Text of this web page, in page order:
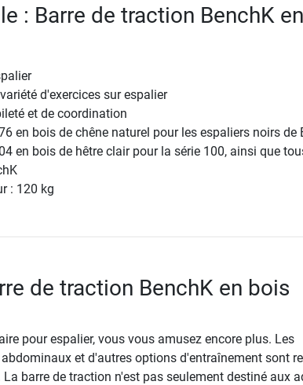
: Barre de traction BenchK en
d'exercices sur espalier
et de coordination
en bois de chêne naturel pour les espaliers noirs de
en bois de hêtre clair pour la série 100, ainsi que
: 120 kg
de traction BenchK en bois
pour espalier, vous vous amusez encore plus. Les
et d'autres options d'entraînement sont
barre de traction n'est pas seulement destiné aux